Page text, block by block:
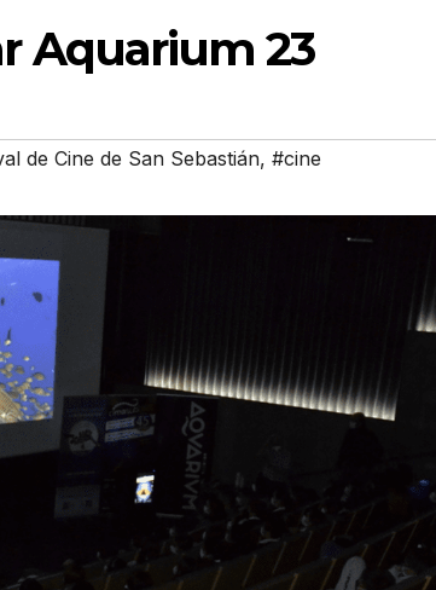
Aquarium 23
de Cine de San Sebastián, #cine